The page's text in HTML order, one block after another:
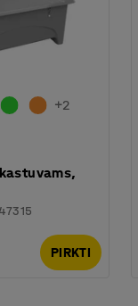
+2
PIRKTI